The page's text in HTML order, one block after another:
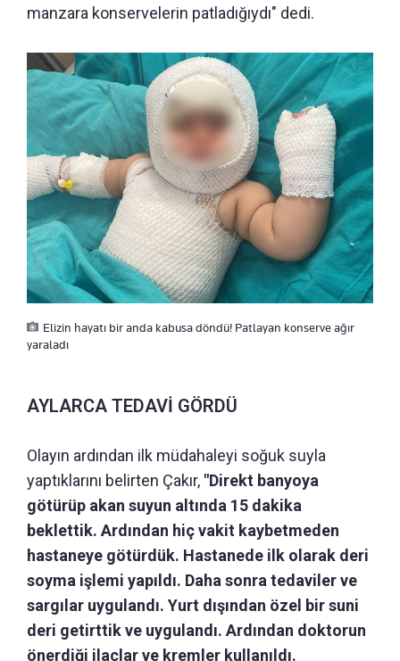
manzara konservelerin patladığıydı" dedi.
Elizin hayatı bir anda kabusa döndü! Patlayan konserve ağır
yaraladı
AYLARCA TEDAVİ GÖRDÜ
Olayın ardından ilk müdahaleyi soğuk suyla
yaptıklarını belirten Çakır, "Direkt banyoya
götürüp akan suyun altında 15 dakika
beklettik. Ardından hiç vakit kaybetmeden
hastaneye götürdük. Hastanede ilk olarak deri
soyma işlemi yapıldı. Daha sonra tedaviler ve
sargılar uygulandı. Yurt dışından özel bir suni
deri getirttik ve uygulandı. Ardından doktorun
önerdiği ilaçlar ve kremler kullanıldı.